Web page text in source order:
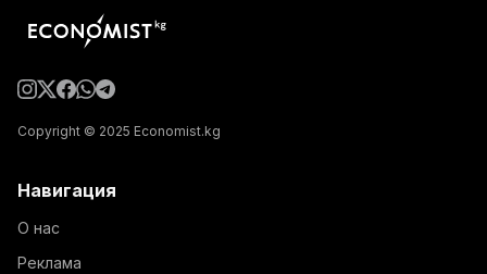
Copyright © 2025 Economist.kg
Навигация
О нас
Реклама